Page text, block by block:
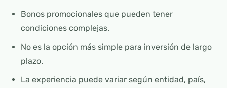
Bonos promocionales que pueden tener
condiciones complejas.
No es la opción más simple para inversión de largo
plazo.
La experiencia puede variar según entidad, país,